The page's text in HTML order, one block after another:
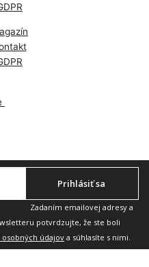
Prihlásiť sa
Zadaním emailovej adresy a
potvrdzujte, že ste boli
osobných údajov a súhlasíte s nimi.